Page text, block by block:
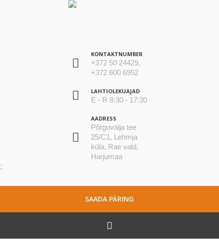
KONTAKTNUMBER
+372 50 24429,
+372 600 6952
LAHTIOLEKUAJAD
E - R 8:30 - 17:30
AADRESS
Põrguvälja tee
25/C1, Lehmja
küla, Rae vald,
Harjumaa
;
SAADA PÄRING